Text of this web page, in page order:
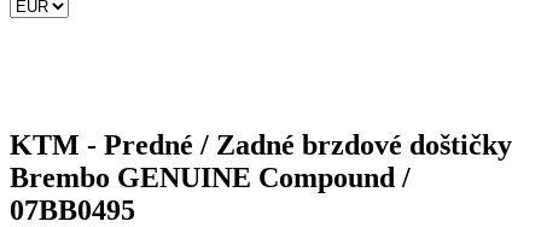
KTM - Predné / Zadné brzdové doštičky
Brembo GENUINE Compound /
07BB0495